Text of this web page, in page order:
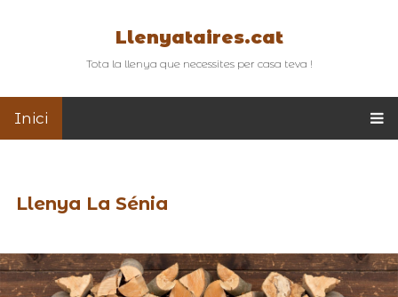
Llenyataires.cat
Tota la llenya que necessites per casa teva !
Inici
Llenya La Sénia